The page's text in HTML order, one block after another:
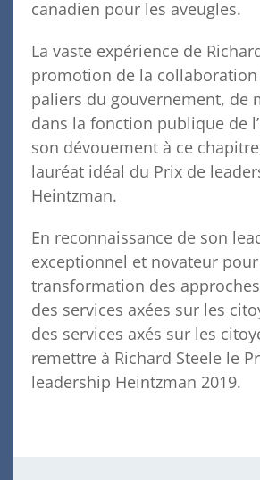
canadien pour les aveugles.
La vaste expérience de
promotion de la collaboration
paliers du gouvernement, de
dans la fonction publique de
son dévouement à ce
lauréat idéal du Prix de
Heintzman.
En reconnaissance de son
exceptionnel et novateur
transformation des
des services axées sur les
des services axés sur les
remettre à Richard Steele le
leadership Heintzman 2019.